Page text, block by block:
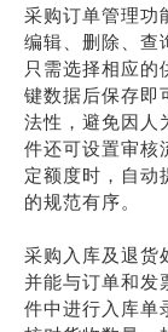
采购订单管理功
编辑、删除、查
只需选择相应的
键数据后保存即
法性，避免因人
件还可设置审核
定额度时，自动
的规范有序。
采购入库及退货
并能与订单和发
件中进行入库单